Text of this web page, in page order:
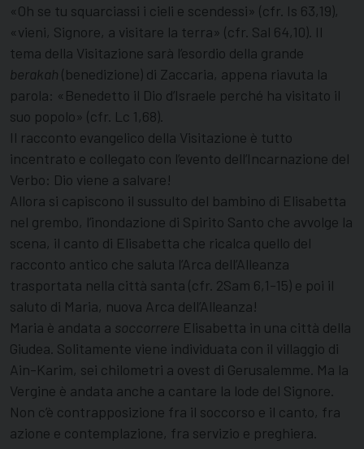
«Oh se tu squarciassi i cieli e scendessi» (cfr. Is 63,19),
«vieni, Signore, a visitare la terra» (cfr. Sal 64,10). Il
tema della Visitazione sarà l’esordio della grande
berakah (benedizione) di Zaccaria, appena riavuta la
parola: «Benedetto il Dio d’Israele perché ha visitato il
suo popolo» (cfr. Lc 1,68).
Il racconto evangelico della Visitazione è tutto
incentrato e collegato con l’evento dell’Incarnazione del
Verbo: Dio viene a salvare!
Allora si capiscono il sussulto del bambino di Elisabetta
nel grembo, l’inondazione di Spirito Santo che avvolge la
scena, il canto di Elisabetta che ricalca quello del
racconto antico che saluta l’Arca dell’Alleanza
trasportata nella città santa (cfr. 2Sam 6,1-15) e poi il
saluto di Maria, nuova Arca dell’Alleanza!
Maria è andata a soccorrere Elisabetta in una città della
Giudea. Solitamente viene individuata con il villaggio di
Ain-Karim, sei chilometri a ovest di Gerusalemme. Ma la
Vergine è andata anche a cantare la lode del Signore.
Non c’è contrapposizione fra il soccorso e il canto, fra
azione e contemplazione, fra servizio e preghiera.